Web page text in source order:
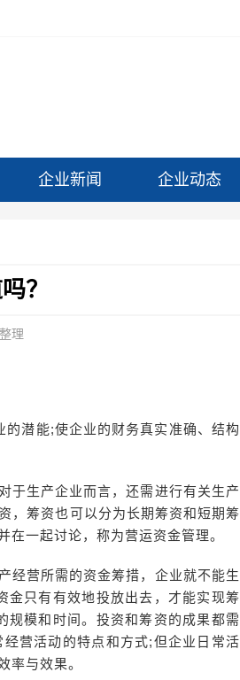
企业新闻 企业动态
？
理
潜能;使企业的财务真实准确、结构
于生产企业而言，还需进行有关生产
，筹资也可以分为长期筹资和短期筹
一起讨论，称为营运资金管理。
经营所需的资金筹措，企业就不能生
金只有有效地投放出去，才能实现筹
规模和时间。投资和筹资的成果都需
营活动的特点和方式;但企业日常活
率与效果。